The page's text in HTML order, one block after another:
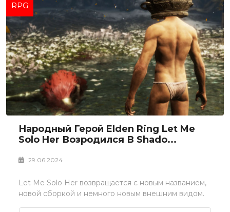
RPG
Народный Герой Elden Ring Let Me
Solo Her Возродился В Shado...
29.06.2024
Let Me Solo Her возвращается с новым названием,
новой сборкой и немного новым внешним видом.